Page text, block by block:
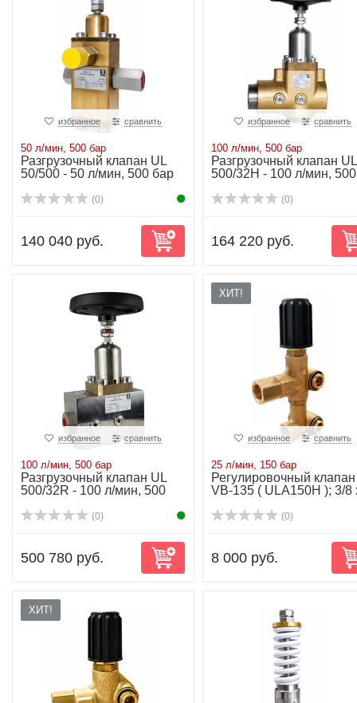
избранное сравнить
50 л/мин, 500 бар
Разгрузочный клапан UL
50/500 - 50 л/мин, 500 бар
(0)
140 040 руб.
избранное сравнить
100 л/мин, 500 бар
Разгрузочный клапан UL
500/32H - 100 л/мин, 500
(0)
164 220 руб.
избранное сравнить
100 л/мин, 500 бар
Разгрузочный клапан UL
500/32R - 100 л/мин, 500
(0)
500 780 руб.
ХИТ!
избранное сравнить
25 л/мин, 150 бар
Регулировочный клапан
VB-135 ( ULA150H ); 3/8
(0)
8 000 руб.
ХИТ!